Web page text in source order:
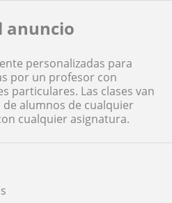
anuncio
personalizadas para
por un profesor con
particulares. Las clases van
alumnos de cualquier
cualquier asignatura.